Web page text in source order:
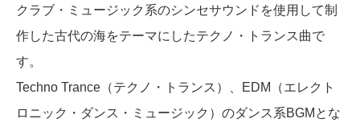
クラブ・ミュージック系のシンセサウンドを使用して制
作した古代の海をテーマにしたテクノ・トランス曲で
す。
Techno Trance（テクノ・トランス）、EDM（エレクト
ロニック・ダンス・ミュージック）のダンス系BGMとな